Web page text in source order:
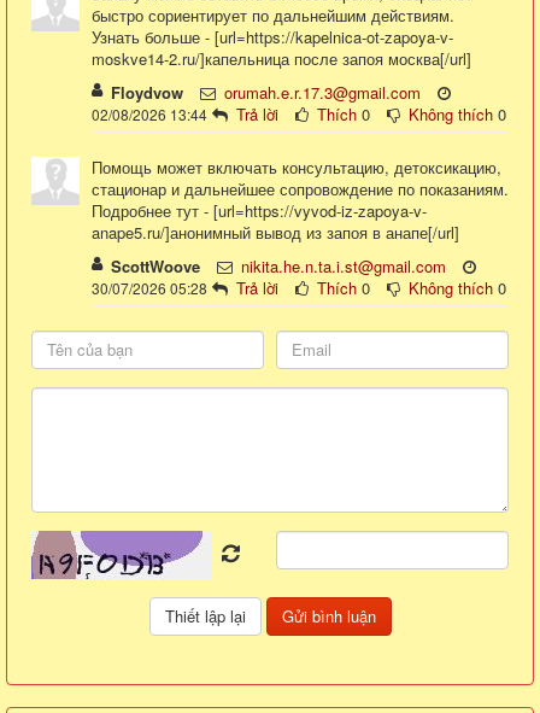
быстро сориентирует по дальнейшим действиям.
Узнать больше - [url=https://kapelnica-ot-zapoya-v-
moskve14-2.ru/]капельница после запоя москва[/url]
Floydvow
orumah.e.r.17.3@gmail.com
02/08/2026 13:44 Trả lời Thích 0 Không thích 0
Помощь может включать консультацию, детоксикацию,
стационар и дальнейшее сопровождение по показаниям.
Подробнее тут - [url=https://vyvod-iz-zapoya-v-
anape5.ru/]анонимный вывод из запоя в анапе[/url]
ScottWoove
nikita.he.n.ta.i.st@gmail.com
30/07/2026 05:28 Trả lời Thích 0 Không thích 0